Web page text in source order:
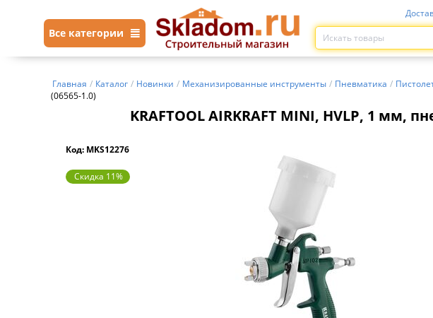
Все категории
Главная / Каталог / Новинки / Механизированные инструменты / Пневматика /
(06565-1.0)
KRAFTOOL AIRKRAFT MINI, HVLP, 1 мм,
Код: MKS12276
Скидка 11%